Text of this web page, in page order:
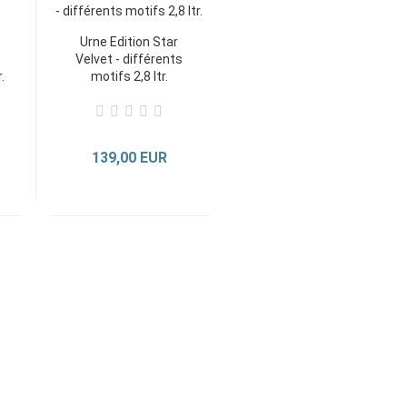
Urne Edition Star
Velvet - différents
motifs 2,8 ltr.
139,00 EUR